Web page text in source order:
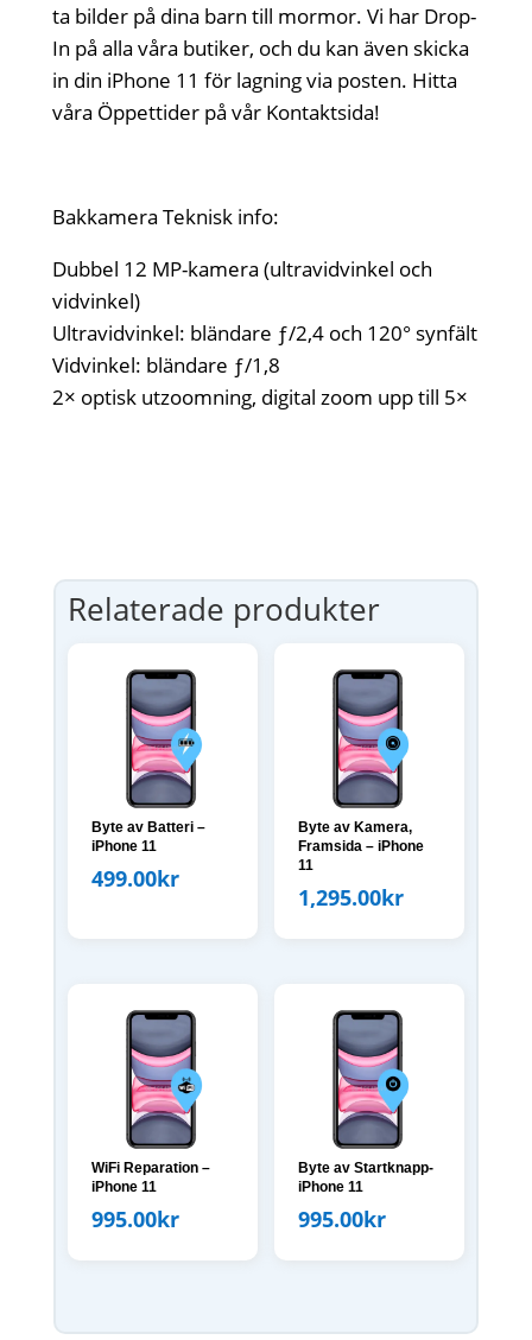
ta bilder på dina barn till mormor. Vi har Drop-
In på alla våra butiker, och du kan även skicka
in din iPhone 11 för lagning via posten. Hitta
våra Öppettider på vår Kontaktsida!
Bakkamera Teknisk info:
Dubbel 12 MP-kamera (ultravidvinkel och
vidvinkel)
Ultravidvinkel: bländare ƒ/2,4 och 120° synfält
Vidvinkel: bländare ƒ/1,8
2× optisk utzoomning, digital zoom upp till 5×
Relaterade produkter
Byte av Batteri –
iPhone 11
499.00kr
Byte av Kamera,
Framsida – iPhone
11
1,295.00kr
WiFi Reparation –
iPhone 11
995.00kr
Byte av Startknapp-
iPhone 11
995.00kr